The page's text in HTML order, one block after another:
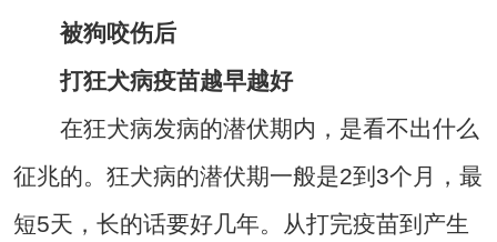
被狗咬伤后
打狂犬病疫苗越早越好
在狂犬病发病的潜伏期内，是看不出什么
征兆的。狂犬病的潜伏期一般是2到3个月，最
短5天，长的话要好几年。从打完疫苗到产生